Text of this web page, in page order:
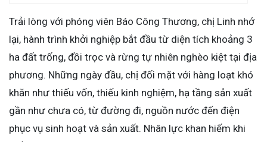
Trải lòng với phóng viên Báo Công Thương, chị Linh nhớ
lại, hành trình khởi nghiệp bắt đầu từ diện tích khoảng 3
ha đất trống, đồi trọc và rừng tự nhiên nghèo kiệt tại địa
phương. Những ngày đầu, chị đối mặt với hàng loạt khó
khăn như thiếu vốn, thiếu kinh nghiệm, hạ tầng sản xuất
gần như chưa có, từ đường đi, nguồn nước đến điện
phục vụ sinh hoạt và sản xuất. Nhân lực khan hiếm khi